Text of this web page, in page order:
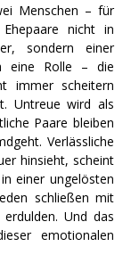
Menschen – für
nicht in
sondern einer
eine Rolle – die
immer scheitern
Untreue wird als
Paare bleiben
Verlässliche
hinsieht, scheint
einer ungelösten
schließen mit
Und das
emotionalen